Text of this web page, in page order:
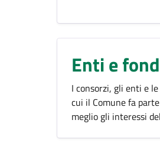
Enti e
I consorzi, gli enti e
cui il Comune fa
meglio gli interessi